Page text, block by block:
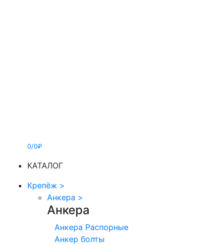
0/0₽
КАТАЛОГ
Крепёж >
Анкера >
Анкера
Анкера Распорные
Анкер болты